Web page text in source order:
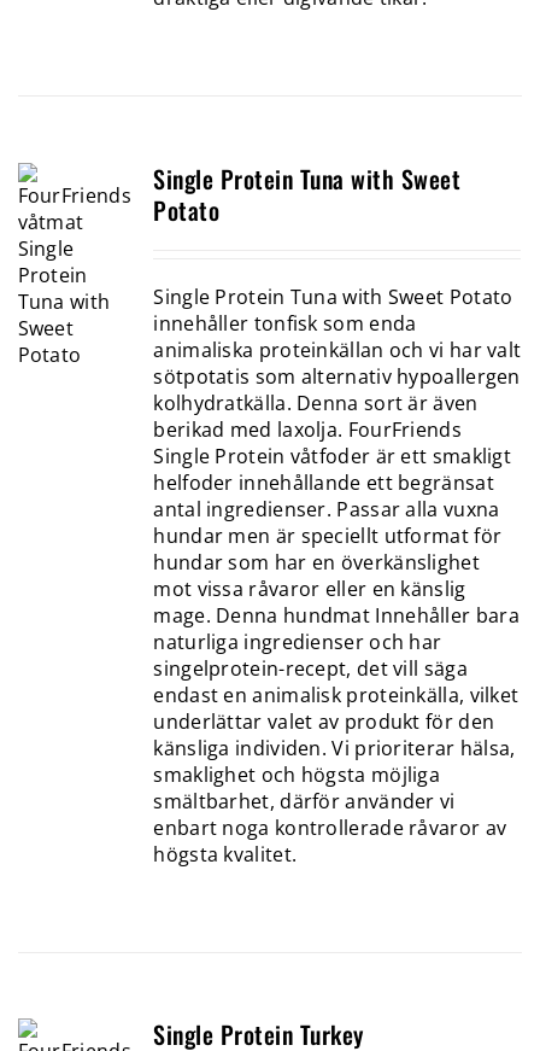
Single Protein Tuna with Sweet
Potato
Single Protein Tuna with Sweet Potato
innehåller tonfisk som enda
animaliska proteinkällan och vi har valt
sötpotatis som alternativ hypoallergen
kolhydratkälla. Denna sort är även
berikad med laxolja. FourFriends
Single Protein våtfoder är ett smakligt
helfoder innehållande ett begränsat
antal ingredienser. Passar alla vuxna
hundar men är speciellt utformat för
hundar som har en överkänslighet
mot vissa råvaror eller en känslig
mage. Denna hundmat Innehåller bara
naturliga ingredienser och har
singelprotein-recept, det vill säga
endast en animalisk proteinkälla, vilket
underlättar valet av produkt för den
känsliga individen. Vi prioriterar hälsa,
smaklighet och högsta möjliga
smältbarhet, därför använder vi
enbart noga kontrollerade råvaror av
högsta kvalitet.
Single Protein Turkey